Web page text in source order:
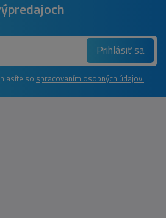
Prihlásiť sa
so spracovaním osobných údajov.